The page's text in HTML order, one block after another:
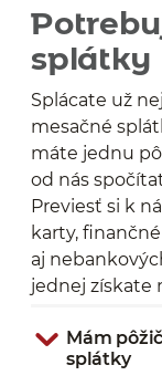
splátky
Splácate už
mesačné
máte jednu
od nás
Previesť si k
karty,
aj
jednej získate
Mám
splátky